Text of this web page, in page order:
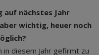
auf nächstes Jahr
wichtig, heuer noch
in diesem Jahr gefirmt zu